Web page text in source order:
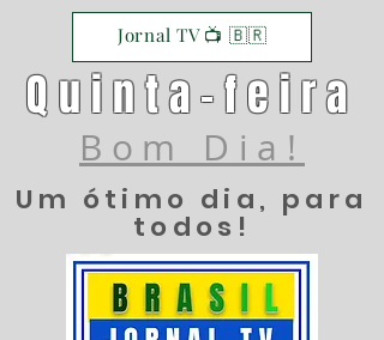
Jornal TV 📺 🇧🇷
Quinta-feira
Bom Dia!
Um ótimo dia, para
todos!